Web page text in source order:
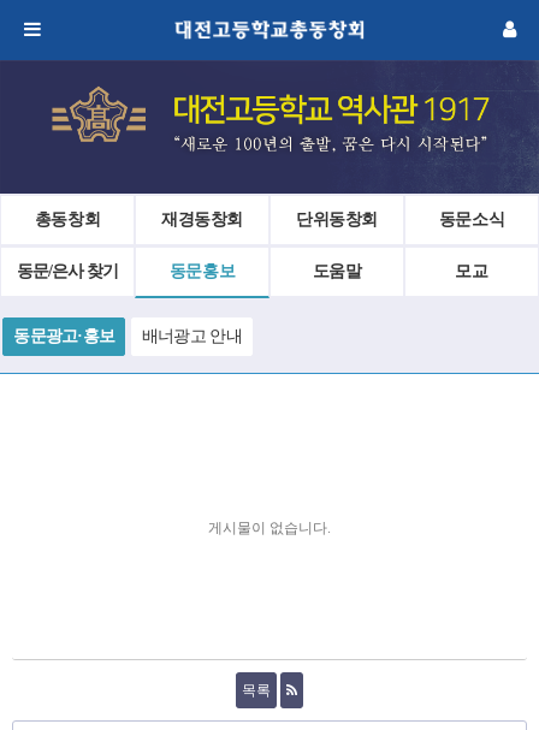
총동창회 재경동창회 단위동창회 동문소식
동문/은사 찾기 동문홍보 도움말 모교
동문광고·홍보 배너광고 안내
게시물이 없습니다.
목록